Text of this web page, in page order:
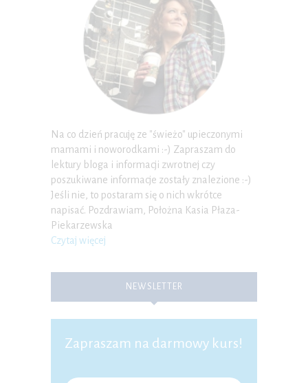
Na co dzień pracuję ze "świeżo" upieczonymi
mamami i noworodkami :-) Zapraszam do
lektury bloga i informacji zwrotnej czy
poszukiwane informacje zostały znalezione :-)
Jeśli nie, to postaram się o nich wkrótce
napisać. Pozdrawiam, Położna Kasia Płaza-
Piekarzewska
Czytaj więcej
NEWSLETTER
Zapraszam na darmowy kurs!